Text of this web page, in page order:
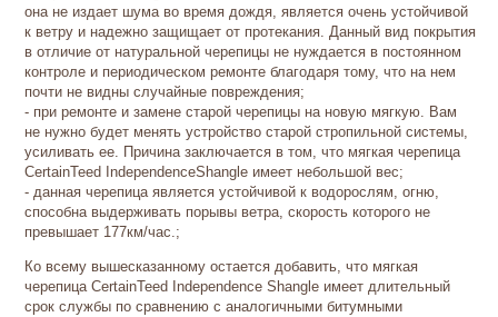
она не издает шума во время дождя, является очень устойчивой
к ветру и надежно защищает от протекания. Данный вид покрытия
в отличие от натуральной черепицы не нуждается в постоянном
контроле и периодическом ремонте благодаря тому, что на нем
почти не видны случайные повреждения;
- при ремонте и замене старой черепицы на новую мягкую. Вам
не нужно будет менять устройство старой стропильной системы,
усиливать ее. Причина заключается в том, что мягкая черепица
CertainTeed IndependenceShangle имеет небольшой вес;
- данная черепица является устойчивой к водорослям, огню,
способна выдерживать порывы ветра, скорость которого не
превышает 177км/час.;
Ко всему вышесказанному остается добавить, что мягкая
черепица CertainTeed Independence Shangle имеет длительный
срок службы по сравнению с аналогичными битумными